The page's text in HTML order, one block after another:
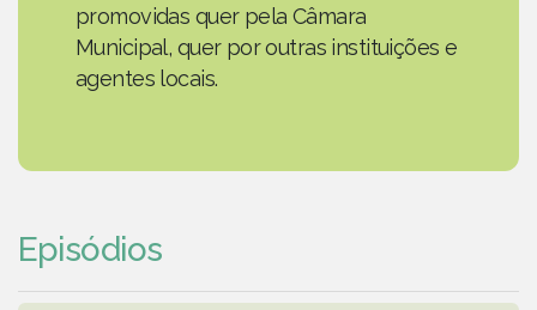
promovidas quer pela Câmara
Municipal, quer por outras instituições e
agentes locais.
Episódios